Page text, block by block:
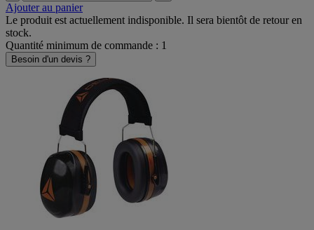
Ajouter au panier
Le produit est actuellement indisponible. Il sera bientôt de retour en
stock.
Quantité minimum de commande : 1
Besoin d'un devis ?